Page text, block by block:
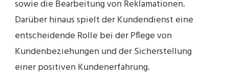
sowie die Bearbeitung von Reklamationen.
Darüber hinaus spielt der Kundendienst eine
entscheidende Rolle bei der Pflege von
Kundenbeziehungen und der Sicherstellung
einer positiven Kundenerfahrung.